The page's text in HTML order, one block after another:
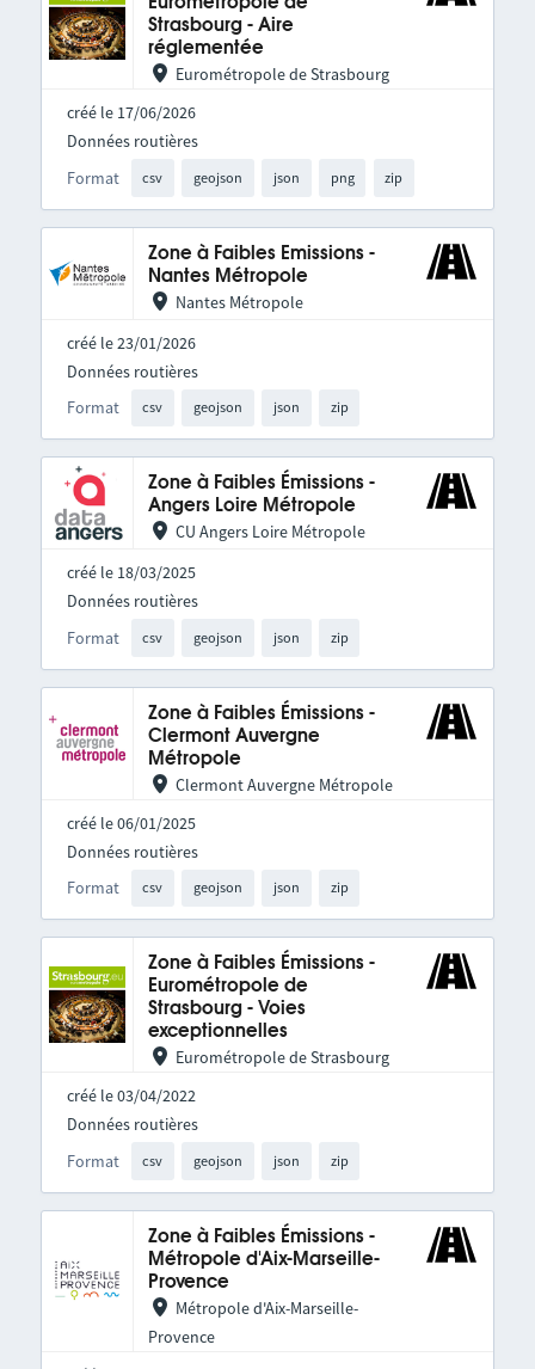
Strasbourg - Aire
réglementée
Eurométropole de Strasbourg
créé le 17/06/2026
Format csv geojson json png zip
Données routières
Zone à Faibles Emissions -
Nantes Métropole
Nantes Métropole
créé le 23/01/2026
Format csv geojson json zip
Données routières
Zone à Faibles Émissions -
Angers Loire Métropole
CU Angers Loire Métropole
créé le 18/03/2025
Format csv geojson json zip
Données routières
Zone à Faibles Émissions -
Clermont Auvergne
Métropole
Clermont Auvergne Métropole
créé le 06/01/2025
Format csv geojson json zip
Données routières
Zone à Faibles Émissions -
Eurométropole de
Strasbourg - Voies
exceptionnelles
Eurométropole de Strasbourg
créé le 03/04/2022
Format csv geojson json zip
Données routières
Zone à Faibles Émissions -
Métropole d'Aix-Marseille-
Provence
Métropole d'Aix-Marseille-
Provence